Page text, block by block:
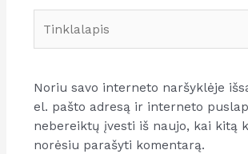
Noriu savo interneto naršyklėje
el. pašto adresą ir interneto
nebereiktų įvesti iš naujo, kai kitą
norėsiu parašyti komentarą.